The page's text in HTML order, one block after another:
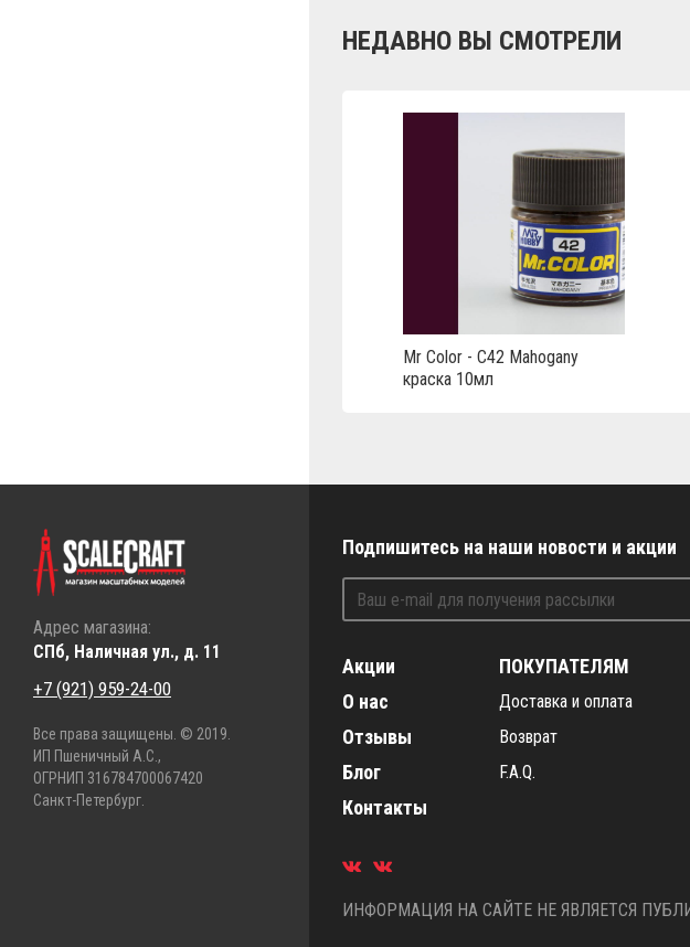
НЕДАВНО ВЫ СМОТРЕЛИ
Mr Color - C42 Mahogany
краска 10мл
Адрес магазина:
СПб, Наличная ул., д. 11
+7 (921) 959-24-00
Все права защищены. © 2019.
ИП Пшеничный А.С.,
ОГРНИП 316784700067420
Санкт-Петербург.
Подпишитесь на наши новости и акции
Акции
О нас
Отзывы
Блог
Контакты
ПОКУПАТЕЛЯМ
Доставка и оплата
Возврат
F.A.Q.
ИНФОРМАЦИЯ НА САЙТЕ НЕ ЯВЛЯЕТСЯ